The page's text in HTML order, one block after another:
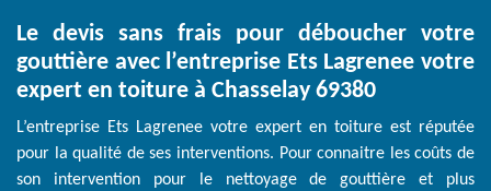
Le devis sans frais pour déboucher votre
gouttière avec l’entreprise Ets Lagrenee votre
expert en toiture à Chasselay 69380
L’entreprise Ets Lagrenee votre expert en toiture est réputée
pour la qualité de ses interventions. Pour connaitre les coûts de
son intervention pour le nettoyage de gouttière et plus